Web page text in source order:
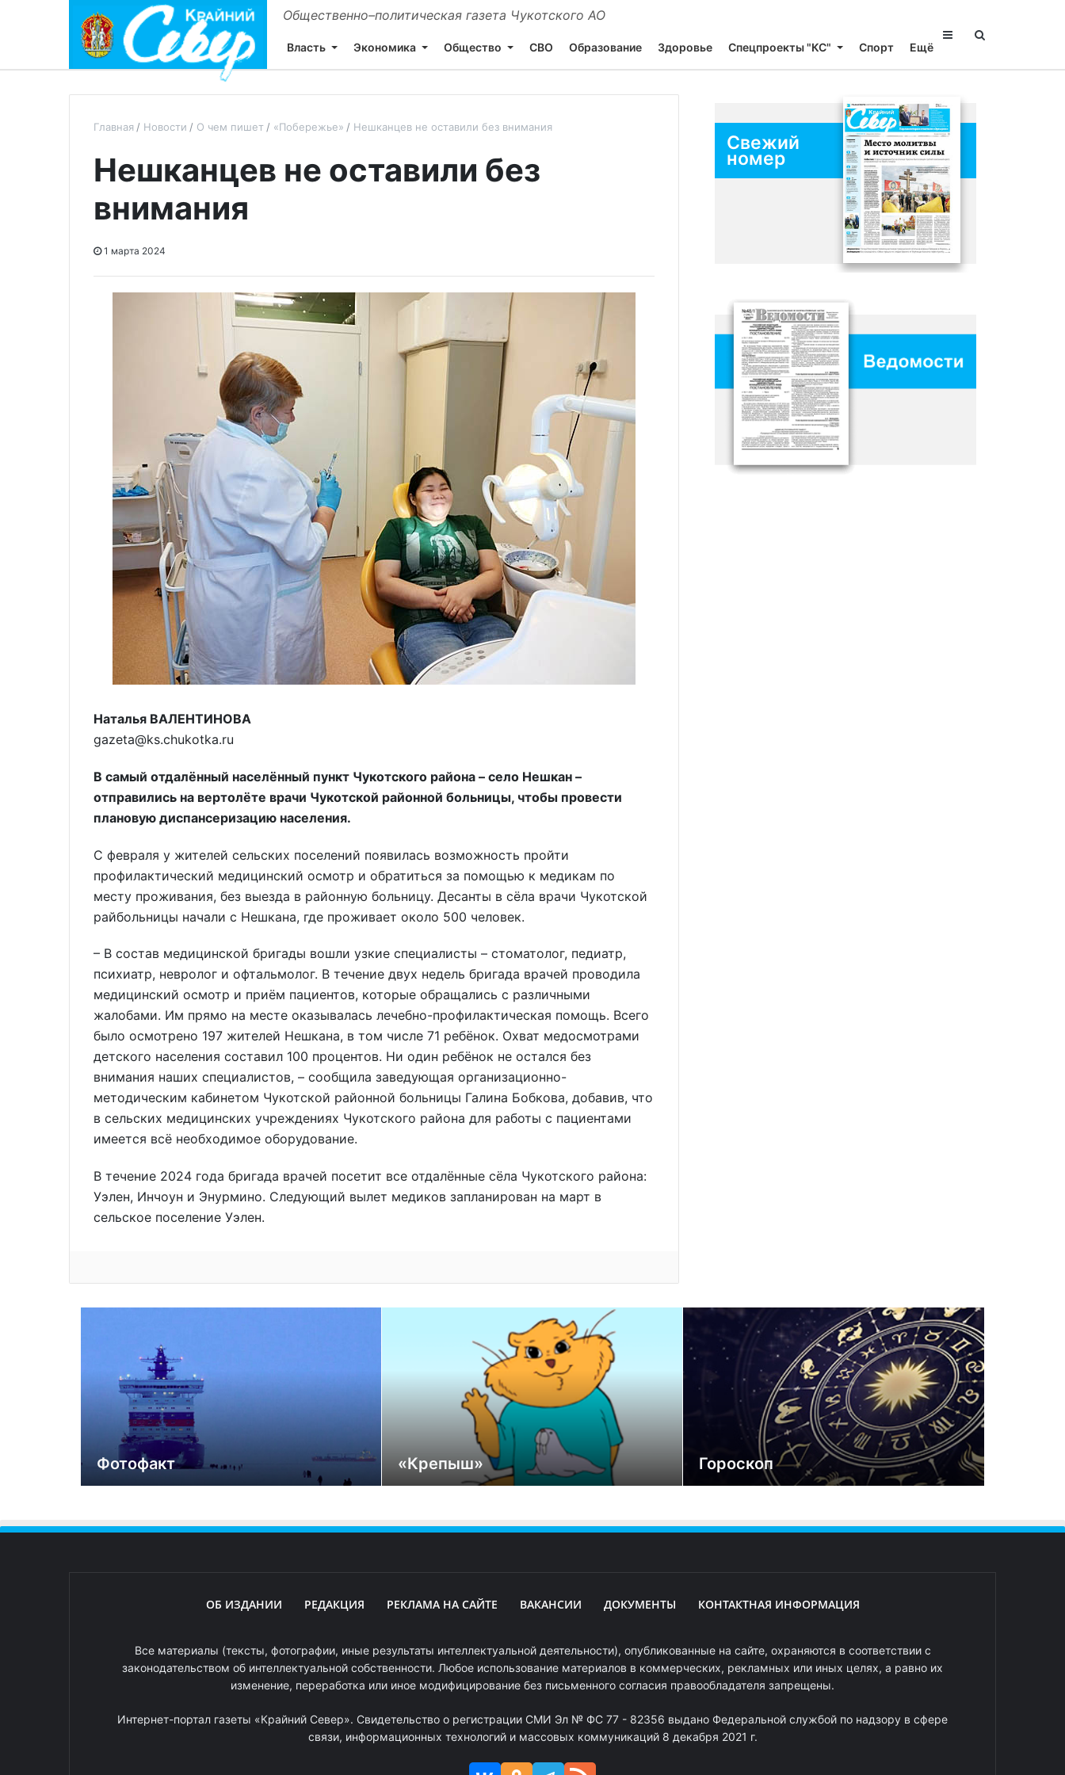
Общественно–политическая газета Чукотского АО
Власть Экономика Общество СВО Образование Здоровье Спецпроекты "КС" Спорт Ещё
Главная Новости О чем пишет «Побережье» Нешканцев не оставили без внимания
Нешканцев не оставили без
внимания
1 марта 2024
Наталья ВАЛЕНТИНОВА
gazeta@ks.chukotka.ru
В самый отдалённый населённый пункт Чукотского района – село Нешкан –
отправились на вертолёте врачи Чукотской районной больницы, чтобы провести
плановую диспансеризацию населения.
С февраля у жителей сельских поселений появилась возможность пройти
профилактический медицинский осмотр и обратиться за помощью к медикам по
месту проживания, без выезда в районную больницу. Десанты в сёла врачи Чукотской
райбольницы начали с Нешкана, где проживает около 500 человек.
– В состав медицинской бригады вошли узкие специалисты – стоматолог, педиатр,
психиатр, невролог и офтальмолог. В течение двух недель бригада врачей проводила
медицинский осмотр и приём пациентов, которые обращались с различными
жалобами. Им прямо на месте оказывалась лечебно-профилактическая помощь. Всего
было осмотрено 197 жителей Нешкана, в том числе 71 ребёнок. Охват медосмотрами
детского населения составил 100 процентов. Ни один ребёнок не остался без
внимания наших специалистов, – сообщила заведующая организационно-
методическим кабинетом Чукотской районной больницы Галина Бобкова, добавив, что
в сельских медицинских учреждениях Чукотского района для работы с пациентами
имеется всё необходимое оборудование.
В течение 2024 года бригада врачей посетит все отдалённые сёла Чукотского района:
Уэлен, Инчоун и Энурмино. Следующий вылет медиков запланирован на март в
сельское поселение Уэлен.
Свежий
номер
Фотофакт «Крепыш» Гороскоп
ОБ ИЗДАНИИ РЕДАКЦИЯ РЕКЛАМА НА САЙТЕ ВАКАНСИИ ДОКУМЕНТЫ КОНТАКТНАЯ ИНФОРМАЦИЯ
Все материалы (тексты, фотографии, иные результаты интеллектуальной деятельности), опубликованные на сайте, охраняются в соответствии с
законодательством об интеллектуальной собственности. Любое использование материалов в коммерческих, рекламных или иных целях, а равно их
изменение, переработка или иное модифицирование без письменного согласия правообладателя запрещены.
Интернет-портал газеты «Крайний Север». Свидетельство о регистрации СМИ Эл № ФС 77 - 82356 выдано Федеральной службой по надзору в сфере
связи, информационных технологий и массовых коммуникаций 8 декабря 2021 г.